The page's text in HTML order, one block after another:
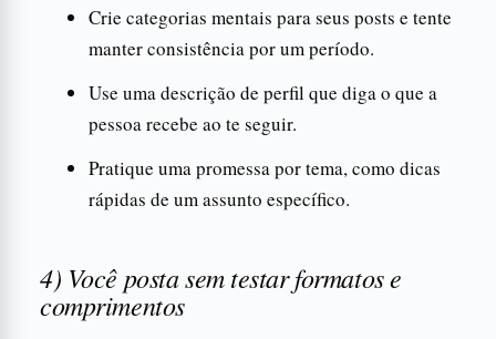
Crie categorias mentais para seus posts e tente
manter consistência por um período.
Use uma descrição de perfil que diga o que a
pessoa recebe ao te seguir.
Pratique uma promessa por tema, como dicas
rápidas de um assunto específico.
4) Você posta sem testar formatos e
comprimentos